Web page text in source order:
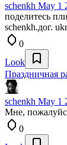
schenkh May 1
поделитесь
schenkh.дог.
0
Look
Праздничная
schenkh May 1
Мне,
0